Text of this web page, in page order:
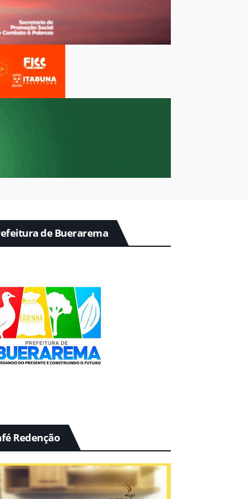
de Buerarema
Redenção